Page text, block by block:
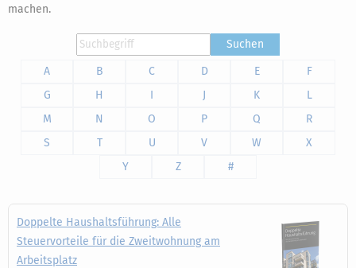
machen.
Suchen
A
B C D E
F
G
H I J K
L
M
N O P Q
R
S
T U V W
X
Y
Z #
Doppelte Haushaltsführung: Alle
Steuervorteile für die Zweitwohnung am
Arbeitsplatz